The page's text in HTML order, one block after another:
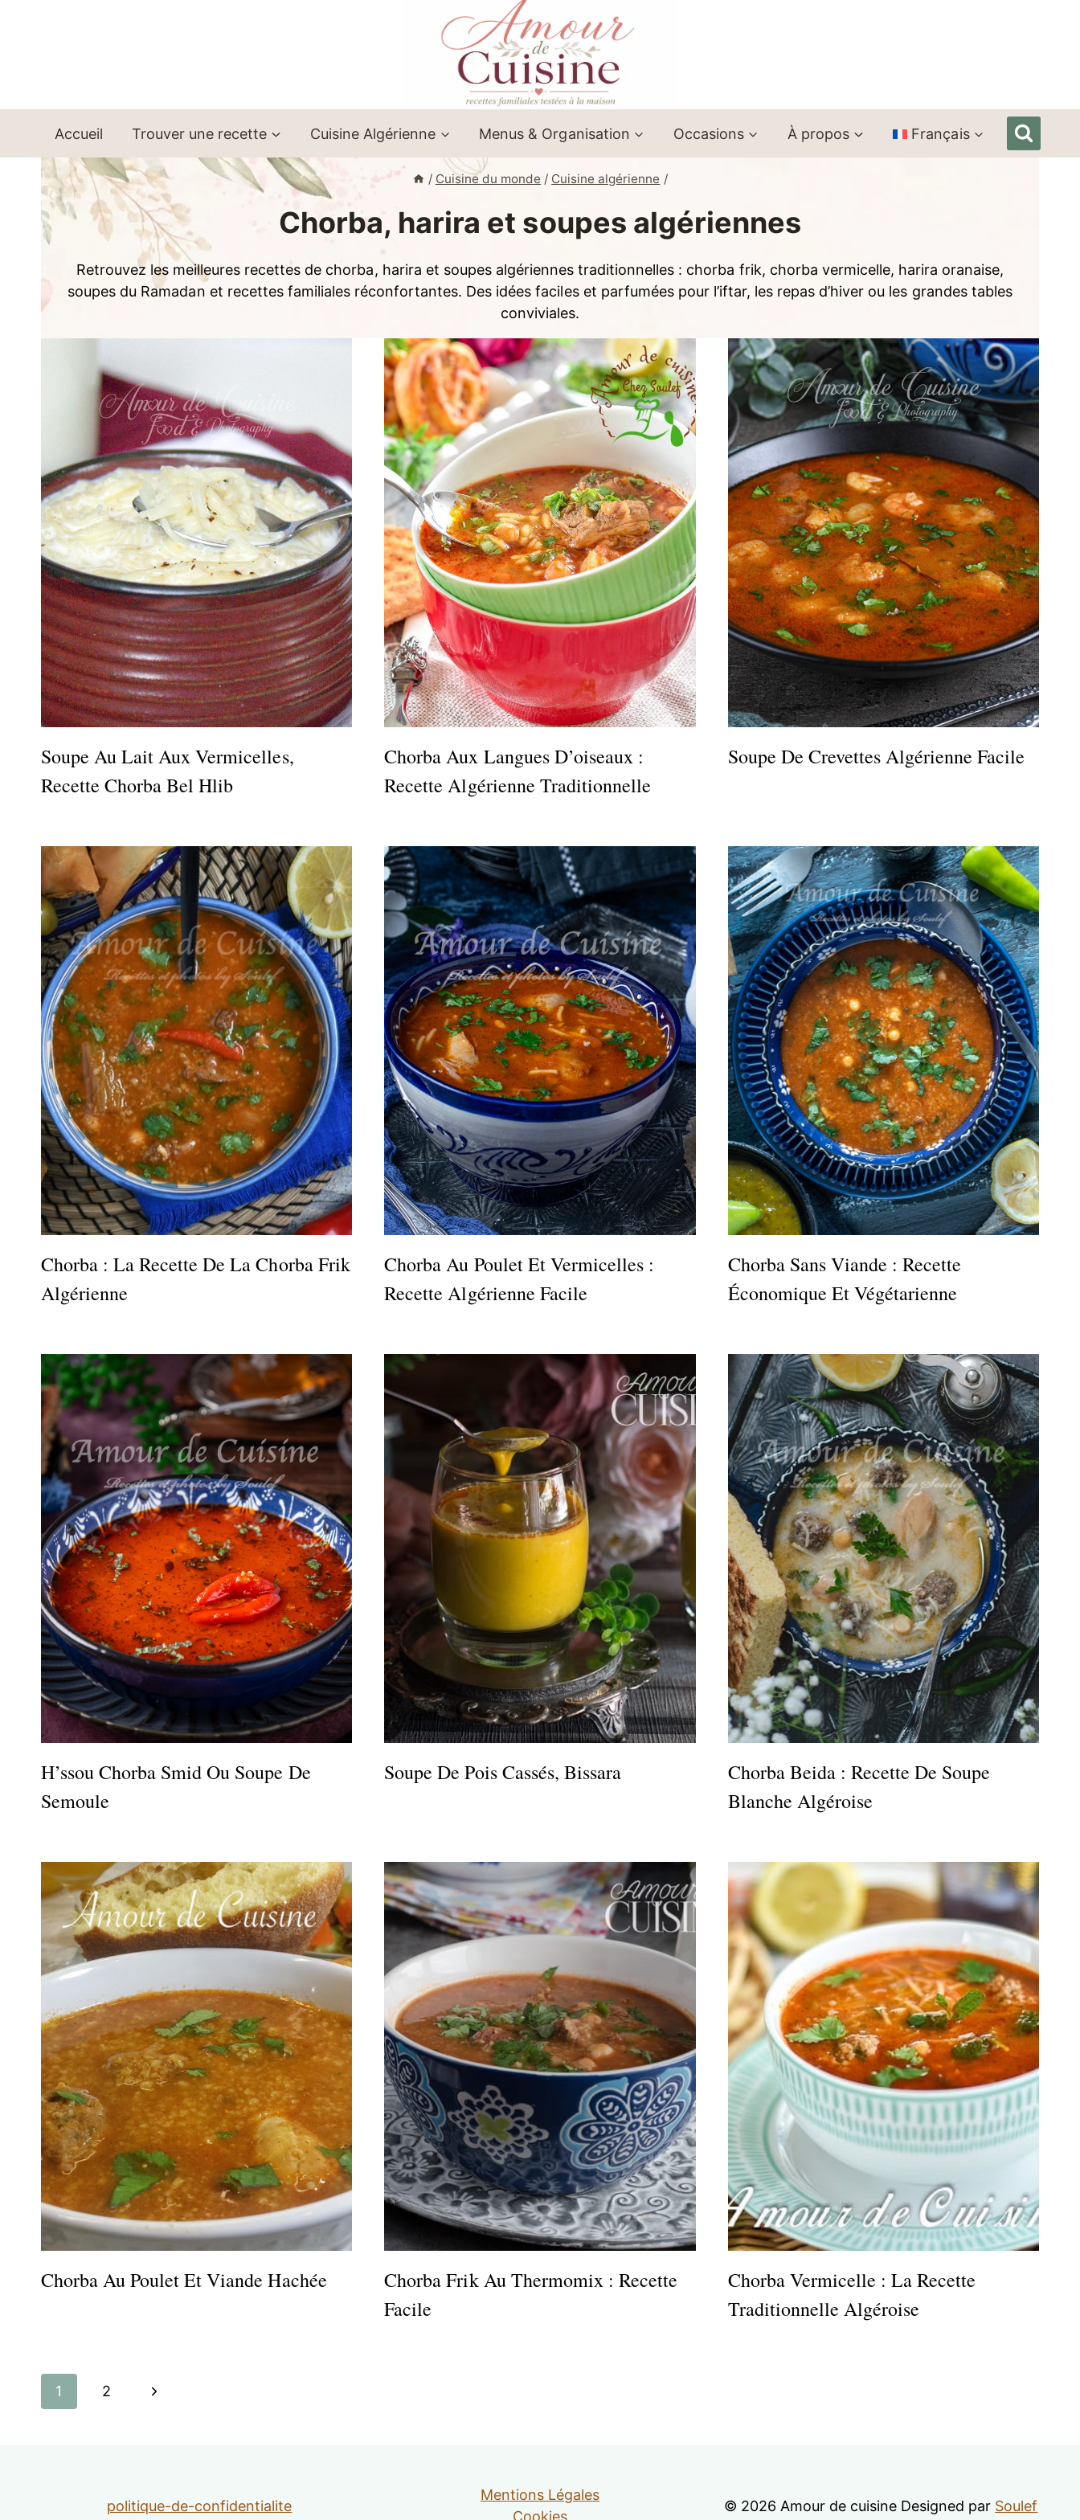
Accueil Trouver une recette Cuisine Algérienne Menus & Organisation Occasions À propos Français
/ Cuisine du monde / Cuisine algérienne /
Chorba, harira et soupes algériennes
Retrouvez les meilleures recettes de chorba, harira et soupes algériennes traditionnelles : chorba frik, chorba vermicelle, harira oranaise,
soupes du Ramadan et recettes familiales réconfortantes. Des idées faciles et parfumées pour l’iftar, les repas d’hiver ou les grandes tables
conviviales.
Soupe Au Lait Aux Vermicelles,
Recette Chorba Bel Hlib
Chorba Aux Langues D’oiseaux :
Recette Algérienne Traditionnelle
Soupe De Crevettes Algérienne Facile
Chorba : La Recette De La Chorba Frik
Algérienne
Chorba Au Poulet Et Vermicelles :
Recette Algérienne Facile
Chorba Sans Viande : Recette
Économique Et Végétarienne
H’ssou Chorba Smid Ou Soupe De
Semoule
Soupe De Pois Cassés, Bissara
Chorba Beida : Recette De Soupe
Blanche Algéroise
Chorba Au Poulet Et Viande Hachée
Chorba Frik Au Thermomix : Recette
Facile
Chorba Vermicelle : La Recette
Traditionnelle Algéroise
Navigation
1 2
Page
politique-de-confidentialite
Mentions Légales
Cookies
© 2026 Amour de cuisine Designed par Soulef